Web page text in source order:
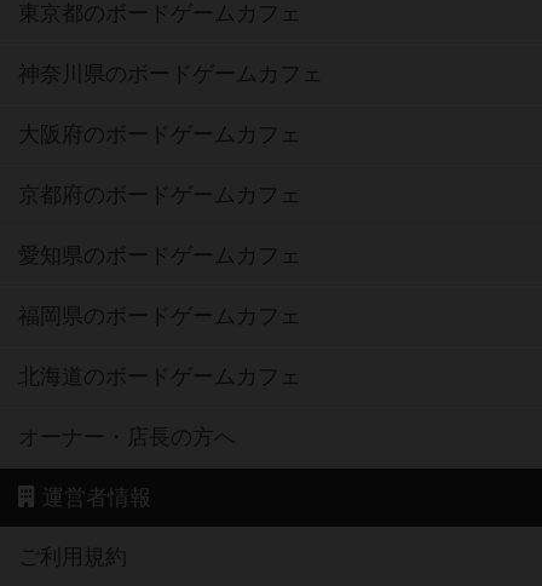
東京都のボードゲームカフェ
神奈川県のボードゲームカフェ
大阪府のボードゲームカフェ
京都府のボードゲームカフェ
愛知県のボードゲームカフェ
福岡県のボードゲームカフェ
北海道のボードゲームカフェ
オーナー・店長の方へ
運営者情報
ご利用規約